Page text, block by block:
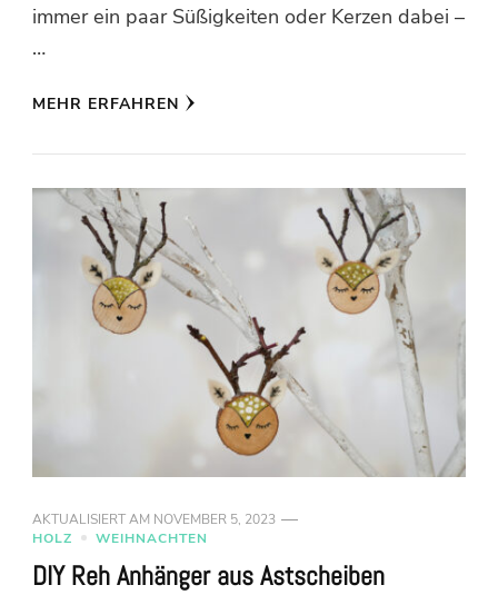
immer ein paar Süßigkeiten oder Kerzen dabei –
…
MEHR ERFAHREN
AKTUALISIERT AM NOVEMBER 5, 2023
HOLZ
WEIHNACHTEN
DIY Reh Anhänger aus Astscheiben